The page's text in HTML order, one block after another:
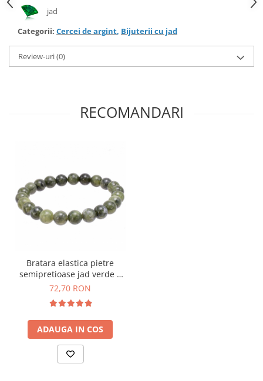
jad
Categorii: Cercei de argint, Bijuterii cu jad
Review-uri(0)
RECOMANDARI
Bratara elastica pietre
semipretioase jad verde 8
mm
72,70 RON
ADAUGA IN COS